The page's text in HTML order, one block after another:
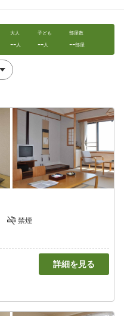
大人
--人
子ども
--人
部屋数
--部屋
禁煙
詳細を見る